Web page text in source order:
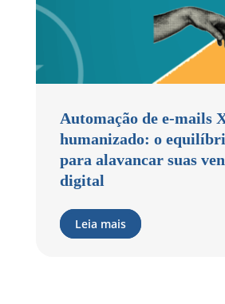
Automação de e-mails
humanizado: o
para alavancar suas
digital
Leia mais